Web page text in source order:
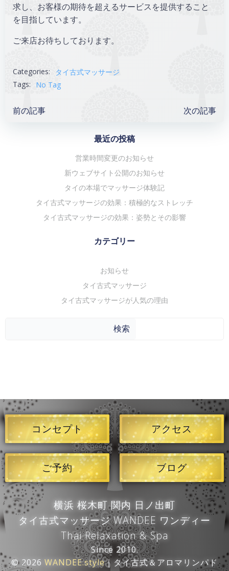
求し、お客様の期待を超えるサービスを提供すること
を目指しています。
ご来店お待ちしております。
Categories:
タイ古式マッサージ
Tags:
No Tag
Post
前の記事 次の記事
最近の投稿
営業時間変更のお知らせ
新ウェブサイト公開のお知らせ
タイの本場でマッサージ体験記
タイ古式マッサージの効果：積極的なストレッチ
タイ古式マッサージの効果：姿勢とその影響
カテゴリー
お知らせ
タイ古式マッサージ
タイ古式マッサージが人気の理由
検索
コンセプト アクセス
ご予約 ブログ
横浜 桜木町 関内 日ノ出町
タイ古式マッサージ WANDEE ワンディー
Thai Relaxation & Spa
Since 2010.
© 2026 WANDEE.style｜タイ古式＆アロマリンパド